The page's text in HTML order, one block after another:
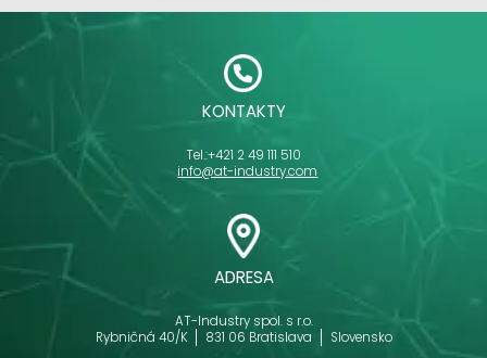
KONTAKTY
Tel.:+421 2 49 111 510
info@at-industry.com
ADRESA
AT-Industry spol. s r.o.
Rybničná 40/K
831 06 Bratislava Slovensko